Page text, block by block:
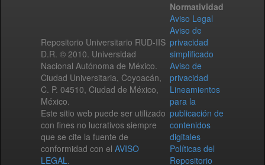
Repositorio Universitario RUD-IIS
D.R. © 2010. Universidad
Nacional Autónoma de México.
Ciudad Universitaria, Coyoacán,
C. P. 04510, Ciudad de México,
México.
Este sitio web puede ser utilizado
con fines no lucrativos siempre
que se cite la fuente de
conformidad con el AVISO
LEGAL.
Normatividad
Aviso Legal
Aviso de
privacidad
simplificado
Aviso de
privacidad
Lineamientos
para la
publicación de
contenidos
digitales
Políticas del
Repositorio